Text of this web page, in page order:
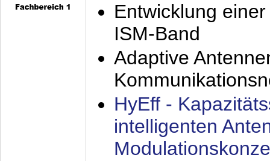
Entwicklung
ISM-Band
Adaptive
HyEff -
intelligenten